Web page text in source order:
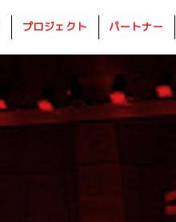
プロジェクト パートナー